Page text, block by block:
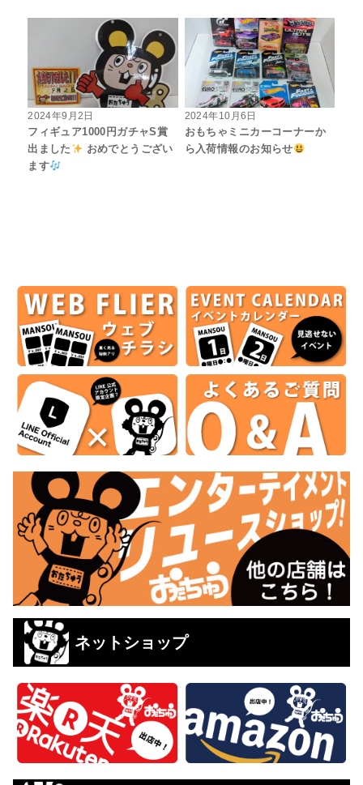
2024年9月2日
フィギュア1000円ガチャS賞
出ました
おめでとうござい
ます
2024年10月6日
おもちゃミニカーコーナーか
ら入荷情報のお知らせ
ネットショップ